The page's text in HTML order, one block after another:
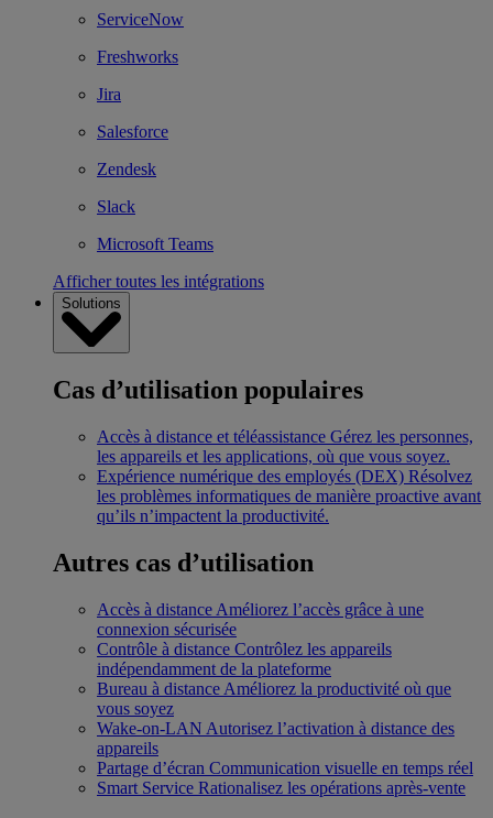
ServiceNow
Freshworks
Jira
Salesforce
Zendesk
Slack
Microsoft Teams
Afficher toutes les intégrations
Solutions
Cas d’utilisation populaires
Accès à distance et téléassistance Gérez les personnes,
les appareils et les applications, où que vous soyez.
Expérience numérique des employés (DEX) Résolvez
les problèmes informatiques de manière proactive avant
qu’ils n’impactent la productivité.
Autres cas d’utilisation
Accès à distance Améliorez l’accès grâce à une
connexion sécurisée
Contrôle à distance Contrôlez les appareils
indépendamment de la plateforme
Bureau à distance Améliorez la productivité où que
vous soyez
Wake-on-LAN Autorisez l’activation à distance des
appareils
Partage d’écran Communication visuelle en temps réel
Smart Service Rationalisez les opérations après-vente